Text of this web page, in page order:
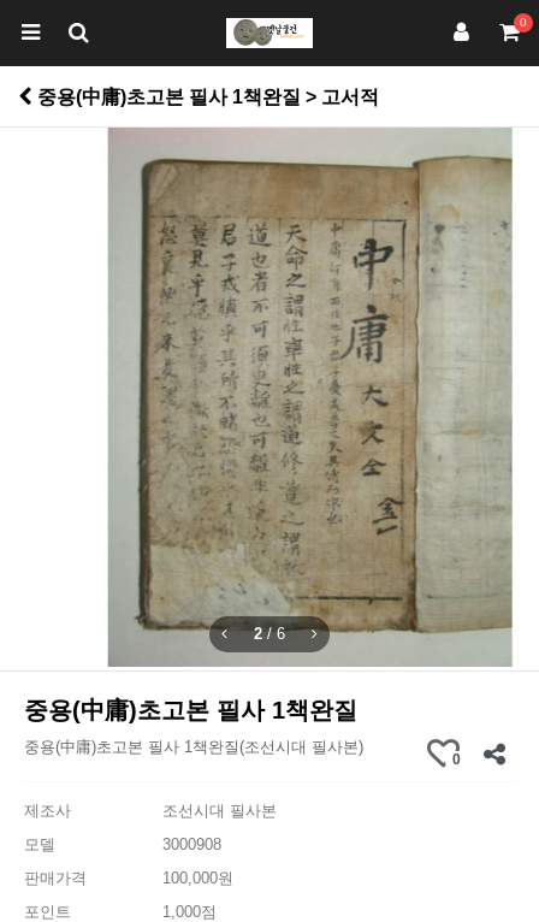
0
중용(中庸)초고본 필사 1책완질 > 고서적
2/6
중용(中庸)초고본 필사 1책완질
중용(中庸)초고본 필사 1책완질(조선시대 필사본)
0
제조사
조선시대 필사본
모델
3000908
판매가격
100,000원
포인트
1,000점